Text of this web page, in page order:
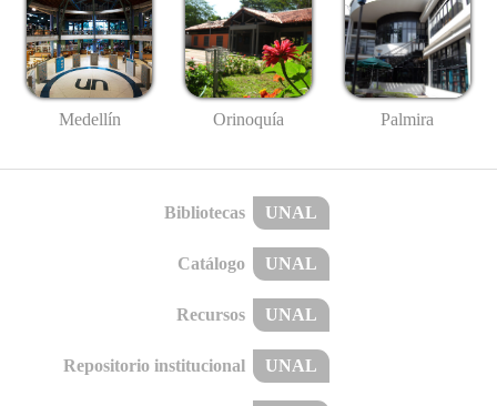
Medellín Orinoquía Palmira
Bibliotecas UNAL
Catálogo UNAL
Recursos UNAL
Repositorio institucional UNAL